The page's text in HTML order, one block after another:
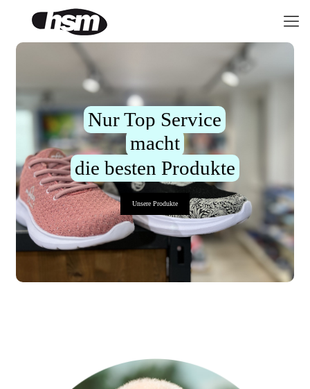
die besten Produkte
Nur Top Service
macht
Unsere Produkte